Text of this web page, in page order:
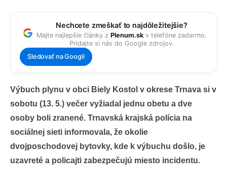
Nechcete zmeškať to najdôležitejšie?
Majte najlepšie články z Plenum.sk v telefóne zadarmo.
Pridajte si nás do Google zdrojov.
Sledovať na Googli
Výbuch plynu v obci Biely Kostol v okrese Trnava si v
sobotu (13. 5.) večer vyžiadal jednu obetu a dve
osoby boli zranené. Trnavská krajská polícia na
sociálnej sieti informovala, že okolie
dvojposchodovej bytovky, kde k výbuchu došlo, je
uzavreté a policajti zabezpečujú miesto incidentu.